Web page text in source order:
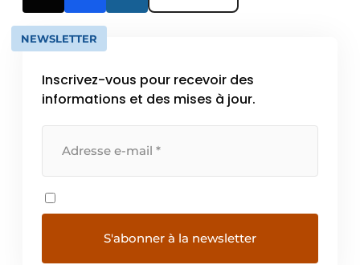
NEWSLETTER
Inscrivez-vous pour recevoir des
informations et des mises à jour.